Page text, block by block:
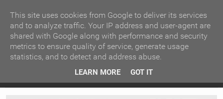
Ιερόσυλοι έκλεψαν τάματα από Ιερό Ναό στις Σέρρες
ΚΕΝΤΡΙΚΗ ΑΝΑ ΚΑΤΗΓΟΡΙΑ
ΕΙΔΗΣΕΙΣ ΑΝΑ ΠΕΡΙΟΧΗ
ΠΡΟΣΦΑΤΑ ΝΕΑ
Ν. ΣΕΡΡΩΝ Η ΓΗ ΜΑΣ
This site uses cookies from Google to deliver its services
and to analyze traffic. Your IP address and user-agent are
shared with Google along with performance and security
metrics to ensure quality of service, generate usage
statistics, and to detect and address abuse.
LEARN MORE GOT IT